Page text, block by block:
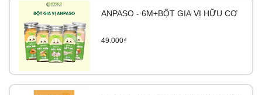
ANPASO - 6M+BỘT GIA VỊ HỮU CƠ
49.000₫